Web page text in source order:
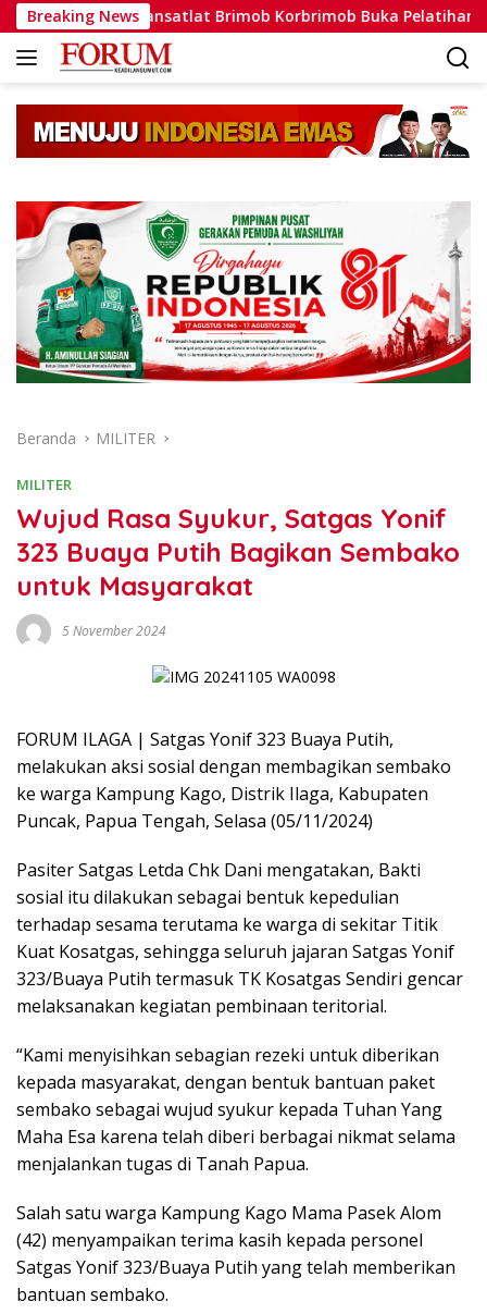
Langsung
ke
konten
Breaking News
Dansatlat Brimob Korbrimob Buka Pelatihan Wanteror
Beranda MILITER
MILITER
Wujud Rasa Syukur, Satgas Yonif
323 Buaya Putih Bagikan Sembako
untuk Masyarakat
5 November 2024
FORUM ILAGA | Satgas Yonif 323 Buaya Putih,
melakukan aksi sosial dengan membagikan sembako
ke warga Kampung Kago, Distrik Ilaga, Kabupaten
Puncak, Papua Tengah, Selasa (05/11/2024)
Pasiter Satgas Letda Chk Dani mengatakan, Bakti
sosial itu dilakukan sebagai bentuk kepedulian
terhadap sesama terutama ke warga di sekitar Titik
Kuat Kosatgas, sehingga seluruh jajaran Satgas Yonif
323/Buaya Putih termasuk TK Kosatgas Sendiri gencar
melaksanakan kegiatan pembinaan teritorial.
“Kami menyisihkan sebagian rezeki untuk diberikan
kepada masyarakat, dengan bentuk bantuan paket
sembako sebagai wujud syukur kepada Tuhan Yang
Maha Esa karena telah diberi berbagai nikmat selama
menjalankan tugas di Tanah Papua.
Salah satu warga Kampung Kago Mama Pasek Alom
(42) menyampaikan terima kasih kepada personel
Satgas Yonif 323/Buaya Putih yang telah memberikan
bantuan sembako.